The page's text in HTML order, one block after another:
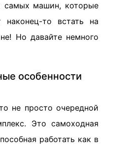
самых машин, которые
наконец-то встать на
Но давайте немного
особенности
не просто очередной
Это самоходная
работать как в